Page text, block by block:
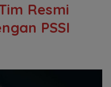
Resmi
PSSI